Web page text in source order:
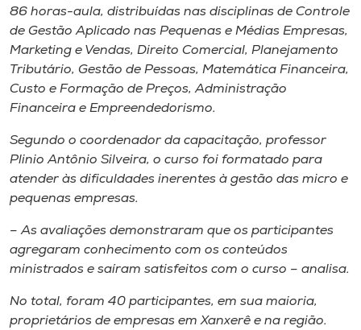
Editora
Rádio
Unoesc
Store
Selecione
86 horas-aula, distribuídas nas disciplinas de Controle
de Gestão Aplicado nas Pequenas e Médias Empresas,
Marketing e Vendas, Direito Comercial, Planejamento
Tributário, Gestão de Pessoas, Matemática Financeira,
Custo e Formação de Preços, Administração
Financeira e Empreendedorismo.
Segundo o coordenador da capacitação, professor
Plinio Antônio Silveira, o curso foi formatado para
atender às dificuldades inerentes à gestão das micro e
pequenas empresas.
–As avaliações demonstraram que os participantes
agregaram conhecimento com os conteúdos
ministrados e saíram satisfeitos com o curso – analisa.
No total, foram 40 participantes, em sua maioria,
proprietários de empresas em Xanxerê e na região.